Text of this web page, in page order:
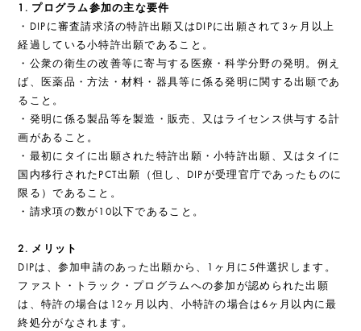
1. プログラム参加の主な要件
・DIPに審査請求済の特許出願又はDIPに出願されて3ヶ月以上
経過している小特許出願であること。
・公衆の衛生の改善等に寄与する医療・科学分野の発明。例え
ば、医薬品・方法・材料・器具等に係る発明に関する出願であ
ること。
・発明に係る製品等を製造・販売、又はライセンス供与する計
画があること。
・最初にタイに出願された特許出願・小特許出願、又はタイに
国内移行されたPCT出願（但し、DIPが受理官庁であったものに
限る）であること。
・請求項の数が10以下であること。
2. メリット
DIPは、参加申請のあった出願から、1ヶ月に5件選択します。
ファスト・トラック・プログラムへの参加が認められた出願
は、特許の場合は12ヶ月以内、小特許の場合は6ヶ月以内に最
終処分がなされます。